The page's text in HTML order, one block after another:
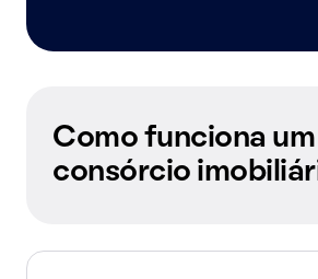
Como funciona um
consórcio